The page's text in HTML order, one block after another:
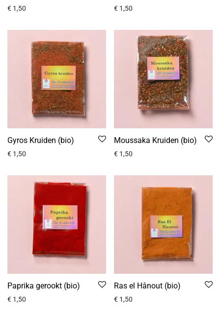
€ 1,50 € 1,50
Gyros Kruiden (bio)
€ 1,50
Moussaka Kruiden (bio)
€ 1,50
Paprika gerookt (bio)
€ 1,50
Ras el Hânout (bio)
€ 1,50